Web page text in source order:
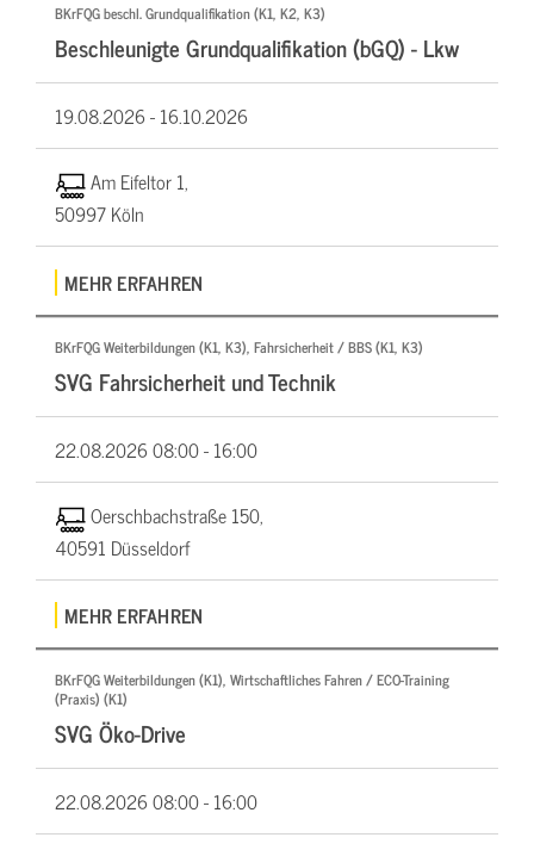
BKrFQG beschl. Grundqualifikation (K1, K2, K3)
Beschleunigte Grundqualifikation (bGQ) - Lkw
19.08.2026 -16.10.2026
Am Eifeltor 1,
50997 Köln
MEHR ERFAHREN
BKrFQG Weiterbildungen (K1, K3), Fahrsicherheit / BBS (K1, K3)
SVG Fahrsicherheit und Technik
22.08.202608:00 - 16:00
Oerschbachstraße 150,
40591 Düsseldorf
MEHR ERFAHREN
BKrFQG Weiterbildungen (K1), Wirtschaftliches Fahren / ECO-Training
(Praxis) (K1)
SVG Öko-Drive
22.08.202608:00 - 16:00